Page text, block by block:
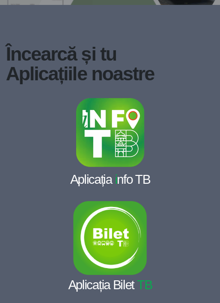
Încearcă și tu
Aplicațiile noastre
Aplicația info TB
Aplicația BiletTB